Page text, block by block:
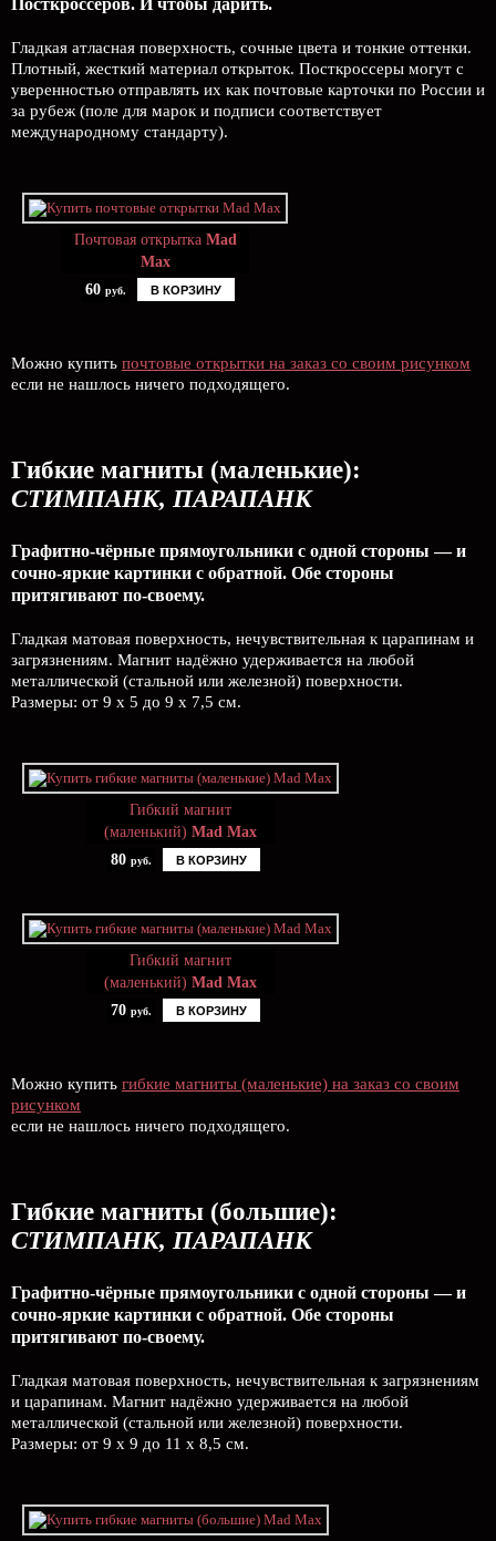
Гладкая атласная поверхность, сочные цвета и тонкие оттенки.
Плотный, жесткий материал открыток. Посткроссеры могут с
уверенностью отправлять их как почтовые карточки по России и
за рубеж (поле для марок и подписи соответствует
международному стандарту).
Почтовая открытка Mad
Max
60 руб. В КОРЗИНУ
Можно купить почтовые открытки на заказ со своим рисунком
если не нашлось ничего подходящего.
Гибкие магниты (маленькие):
СТИМПАНК, ПАРАПАНК
Графитно-чёрные прямоугольники с одной стороны — и
сочно-яркие картинки с обратной. Обе стороны
притягивают по-своему.
Гладкая матовая поверхность, нечувствительная к царапинам и
загрязнениям. Магнит надёжно удерживается на любой
металлической (стальной или железной) поверхности.
Размеры: от 9 х 5 до 9 х 7,5 см.
Гибкий магнит
(маленький) Mad Max
80 руб. В КОРЗИНУ
Гибкий магнит
(маленький) Mad Max
70 руб. В КОРЗИНУ
Можно купить гибкие магниты (маленькие) на заказ со своим
рисунком
если не нашлось ничего подходящего.
Гибкие магниты (большие):
СТИМПАНК, ПАРАПАНК
Графитно-чёрные прямоугольники с одной стороны — и
сочно-яркие картинки с обратной. Обе стороны
притягивают по-своему.
Гладкая матовая поверхность, нечувствительная к загрязнениям
и царапинам. Магнит надёжно удерживается на любой
металлической (стальной или железной) поверхности.
Размеры: от 9 х 9 до 11 х 8,5 см.